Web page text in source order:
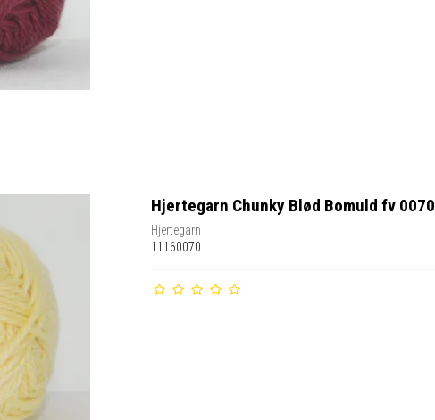
Hjertegarn Chunky Blød Bomuld fv 0070
Hjertegarn
11160070